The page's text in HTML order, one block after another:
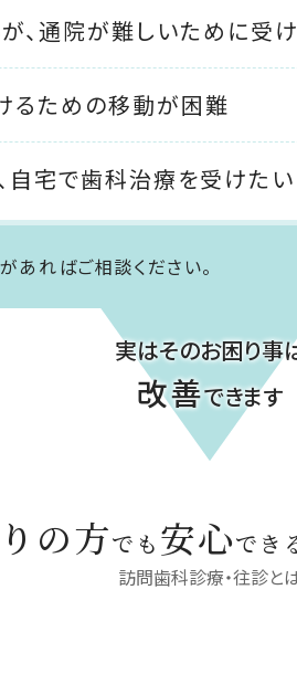
、通院が難しいために受
るための移動が困難
自宅で歯科治療を受けたい
あればご相談ください。
実はそのお困り事
改善できます
の方でも 安心でき
訪問歯科診療・往診と